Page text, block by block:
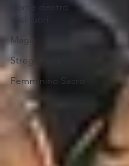
Come dentro
Magia
Stregoneria
Femminino Sacro